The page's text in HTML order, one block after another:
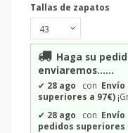
Tallas de zapatos
Haga su
enviaremos......
✔ 28 ago con
superiores a 97€)
✔ 28 ago con
pedidos superiores